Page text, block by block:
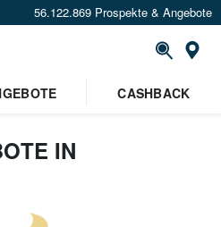
56.122.869 Prospekte & Angebote
CASHBACK
IN